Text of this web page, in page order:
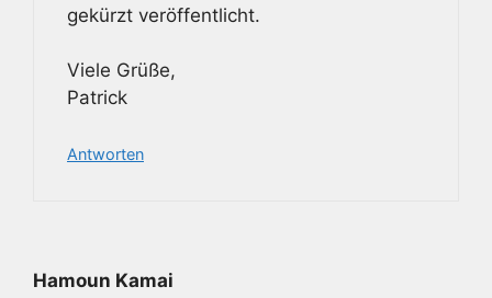
gekürzt veröffentlicht.
Viele Grüße,
Patrick
Antworten
Hamoun Kamai